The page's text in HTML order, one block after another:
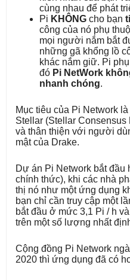
cùng nhau để phát
Pi KHÔNG cho bạn
công của nó phụ
mọi người nắm bắt
những gã khổng lồ
khác nắm giữ. Pi
đó Pi NetWork
nhanh chóng.
Mục tiêu của Pi Network
Stellar (Stellar
và thân thiện với người
mật của Drake.
Dự án Pi Network bắt đầu
chính thức), khi các nhà
thị nó như một ứng dụng
bạn chỉ cần truy cập một
bắt đầu ở mức 3,1 Pi / h
trên một số lượng nhất
Cộng đồng Pi Network
2020 thì ứng dụng đã có